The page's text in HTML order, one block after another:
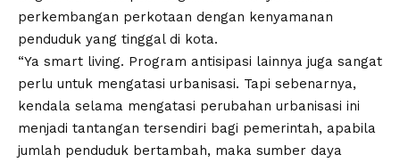
perkembangan perkotaan dengan kenyamanan
penduduk yang tinggal di kota.
“Ya smart living. Program antisipasi lainnya juga sangat
perlu untuk mengatasi urbanisasi. Tapi sebenarnya,
kendala selama mengatasi perubahan urbanisasi ini
menjadi tantangan tersendiri bagi pemerintah, apabila
jumlah penduduk bertambah, maka sumber daya